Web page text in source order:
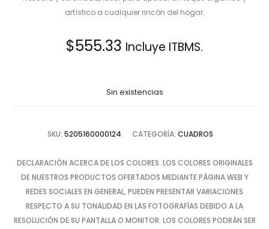
artístico a cualquier rincón del hogar.
$555.33 Incluye ITBMS.
Sin existencias
SKU: 5205160000124 CATEGORÍA: CUADROS
DECLARACIÓN ACERCA DE LOS COLORES. LOS COLORES ORIGINALES
DE NUESTROS PRODUCTOS OFERTADOS MEDIANTE PÁGINA WEB Y
REDES SOCIALES EN GENERAL, PUEDEN PRESENTAR VARIACIONES
RESPECTO A SU TONALIDAD EN LAS FOTOGRAFÍAS DEBIDO A LA
RESOLUCIÓN DE SU PANTALLA O MONITOR. LOS COLORES PODRÁN SER